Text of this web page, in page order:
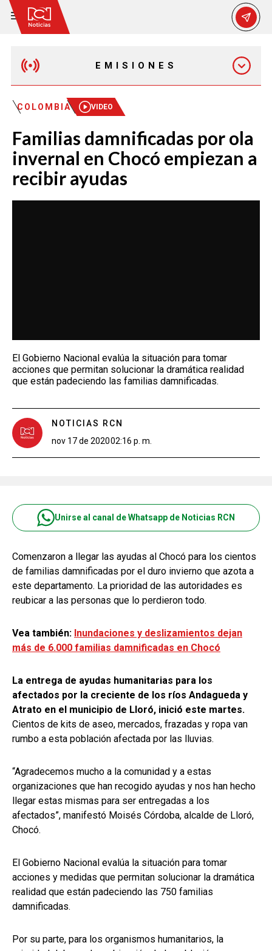
EMISIONES
EMISIÓN 12:30 PM
EMISIÓN 7:00 PM
COLOMBIA VIDEO
Familias damnificadas por ola
invernal en Chocó empiezan a
recibir ayudas
El Gobierno Nacional evalúa la situación para tomar
acciones que permitan solucionar la dramática realidad
que están padeciendo las familias damnificadas.
NOTICIAS RCN
nov 17 de 202002:16 p. m.
Unirse al canal de Whatsapp de Noticias RCN
Comenzaron a llegar las ayudas al Chocó para los cientos
de familias damnificadas por el duro invierno que azota a
este departamento. La prioridad de las autoridades es
reubicar a las personas que lo perdieron todo.
Vea también: Inundaciones y deslizamientos dejan
más de 6.000 familias damnificadas en Chocó
La entrega de ayudas humanitarias para los
afectados por la creciente de los ríos Andagueda y
Atrato en el municipio de Lloró, inició este martes.
Cientos de kits de aseo, mercados, frazadas y ropa van
rumbo a esta población afectada por las lluvias.
“Agradecemos mucho a la comunidad y a estas
organizaciones que han recogido ayudas y nos han hecho
llegar estas mismas para ser entregadas a los
afectados”, manifestó Moisés Córdoba, alcalde de Lloró,
Chocó.
El Gobierno Nacional evalúa la situación para tomar
acciones y medidas que permitan solucionar la dramática
realidad que están padeciendo las 750 familias
damnificadas.
Por su parte, para los organismos humanitarios, la